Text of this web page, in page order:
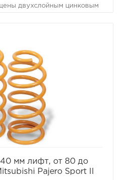
двухслойным цинковым
мм лифт, от 80 до
Pajero Sport II